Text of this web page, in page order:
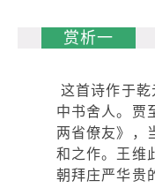
赏析一
这首诗作于
中书舍人。贾
两省僚友》，
和之作。王维
朝拜庄严华贵